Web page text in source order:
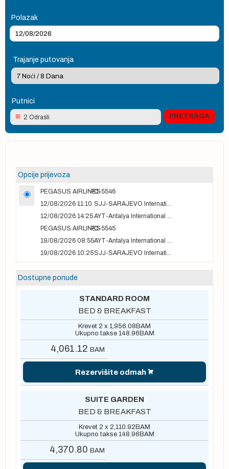
Polazak
Trajanje putovanja
Putnici
2 Odrasli
Opcije prijevoza
PEGASUS AIRLINESPC-5546
12/08/2026 11:10
SJJ-SARAJEVO International Airport
12/08/2026 14:25
AYT-Antalya International airport
PEGASUS AIRLINESPC-5545
19/08/2026 08:55
AYT-Antalya International airport
19/08/2026 10:25
SJJ-SARAJEVO International Airport
Dostupne ponude
STANDARD ROOM
BED & BREAKFAST
Krevet 2 x 1,956.08 BAM
Ukupno takse 148.96 BAM
4,061.12 BAM
Rezervišite odmah
SUITE GARDEN
BED & BREAKFAST
Krevet 2 x 2,110.92 BAM
Ukupno takse 148.96 BAM
4,370.80 BAM